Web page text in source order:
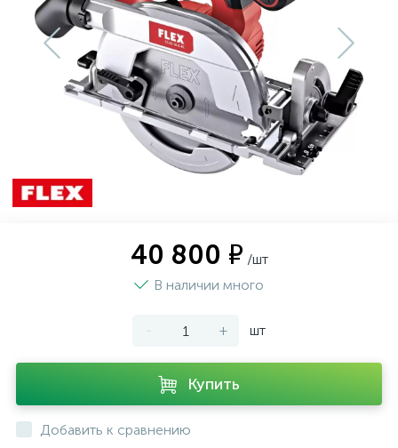
40 800 ₽ /шт
В наличии много
- + шт
Купить
Добавить к сравнению